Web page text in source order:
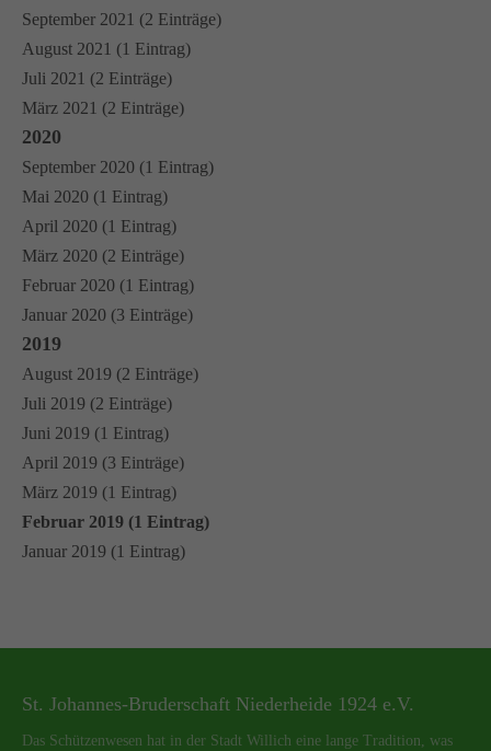
September 2021 (2 Einträge)
August 2021 (1 Eintrag)
Juli 2021 (2 Einträge)
März 2021 (2 Einträge)
2020
September 2020 (1 Eintrag)
Mai 2020 (1 Eintrag)
April 2020 (1 Eintrag)
März 2020 (2 Einträge)
Februar 2020 (1 Eintrag)
Januar 2020 (3 Einträge)
2019
August 2019 (2 Einträge)
Juli 2019 (2 Einträge)
Juni 2019 (1 Eintrag)
April 2019 (3 Einträge)
März 2019 (1 Eintrag)
Februar 2019 (1 Eintrag)
Januar 2019 (1 Eintrag)
St. Johannes-Bruderschaft Niederheide 1924 e.V.
Das Schützenwesen hat in der Stadt Willich eine lange Tradition, was